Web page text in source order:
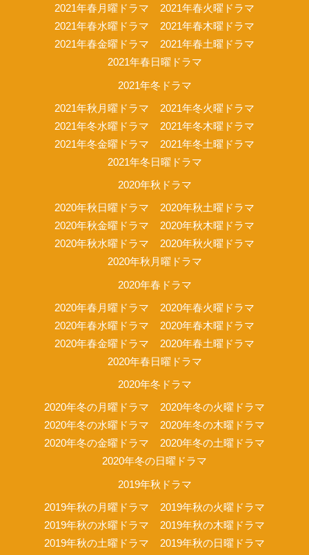
2021年春月曜ドラマ
2021年春火曜ドラマ
2021年春水曜ドラマ
2021年春木曜ドラマ
2021年春金曜ドラマ
2021年春土曜ドラマ
2021年春日曜ドラマ
2021年冬ドラマ
2021年秋月曜ドラマ
2021年冬火曜ドラマ
2021年冬水曜ドラマ
2021年冬木曜ドラマ
2021年冬金曜ドラマ
2021年冬土曜ドラマ
2021年冬日曜ドラマ
2020年秋ドラマ
2020年秋日曜ドラマ
2020年秋土曜ドラマ
2020年秋金曜ドラマ
2020年秋木曜ドラマ
2020年秋水曜ドラマ
2020年秋火曜ドラマ
2020年秋月曜ドラマ
2020年春ドラマ
2020年春月曜ドラマ
2020年春火曜ドラマ
2020年春水曜ドラマ
2020年春木曜ドラマ
2020年春金曜ドラマ
2020年春土曜ドラマ
2020年春日曜ドラマ
2020年冬ドラマ
2020年冬の月曜ドラマ
2020年冬の火曜ドラマ
2020年冬の水曜ドラマ
2020年冬の木曜ドラマ
2020年冬の金曜ドラマ
2020年冬の土曜ドラマ
2020年冬の日曜ドラマ
2019年秋ドラマ
2019年秋の月曜ドラマ
2019年秋の火曜ドラマ
2019年秋の水曜ドラマ
2019年秋の木曜ドラマ
2019年秋の土曜ドラマ
2019年秋の日曜ドラマ